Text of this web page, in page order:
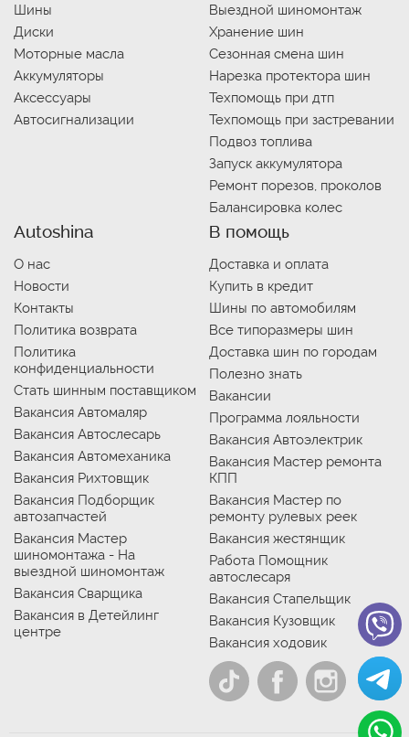
Шины
Диски
Моторные масла
Аккумуляторы
Аксессуары
Автосигнализации
Выездной шиномонтаж
Хранение шин
Сезонная смена шин
Нарезка протектора шин
Техпомощь при дтп
Техпомощь при застревании
Подвоз топлива
Запуск аккумулятора
Ремонт порезов, проколов
Балансировка колес
Autoshina
О нас
Новости
Контакты
Политика возврата
Политика
конфиденциальности
Стать шинным поставщиком
Вакансия Автомаляр
Вакансия Автослесарь
Вакансия Автомеханика
Вакансия Рихтовщик
Вакансия Подборщик
автозапчастей
Вакансия Мастер
шиномонтажа - На
выездной шиномонтаж
Вакансия Сварщика
Вакансия в Детейлинг
центре
В помощь
Доставка и оплата
Купить в кредит
Шины по автомобилям
Все типоразмеры шин
Доставка шин по городам
Полезно знать
Вакансии
Программа лояльности
Вакансия Автоэлектрик
Вакансия Мастер ремонта
КПП
Вакансия Мастер по
ремонту рулевых реек
Вакансия жестянщик
Работа Помощник
автослесаря
Вакансия Стапельщик
Вакансия Кузовщик
Вакансия ходовик